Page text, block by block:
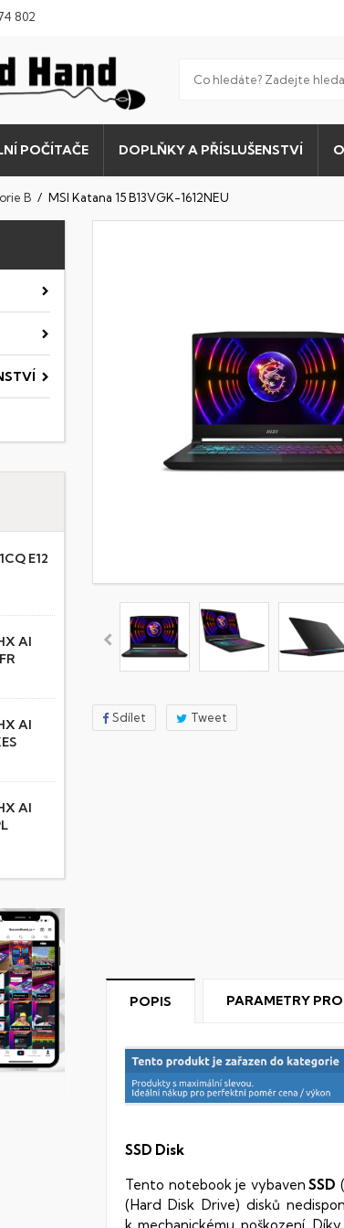
802
POČÍTAČE DOPLŇKY A PŘÍSLUŠENSTVÍ
B MSI Katana 15 B13VGK-1612NEU
E12
AI
AI
AI
Sdílet Tweet
POPIS PARAMETRY
SSD Disk
Tento notebook je vybaven SSD
(Hard Disk Drive) disků